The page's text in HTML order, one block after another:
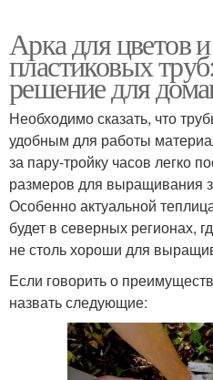
Арка для цветов
пластиковых
решение для
Необходимо сказать, что
удобным для работы
за пару-тройку часов легко
размеров для выращивания
Особенно актуальной
будет в северных регионах,
не столь хороши для
Если говорить о
назвать следующие: